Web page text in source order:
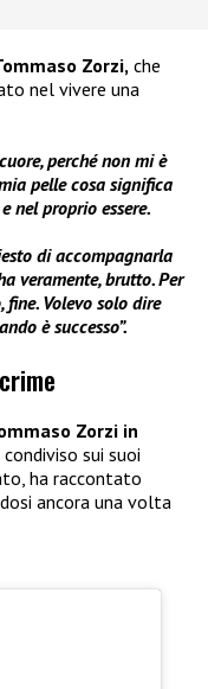
Zorzi, che
nel vivere una
perché non mi è
pelle cosa significa
nel proprio essere.
di accompagnarla
veramente, brutto. Per
Volevo solo dire
è successo”.
Zorzi in
sui suoi
ha raccontato
ancora una volta